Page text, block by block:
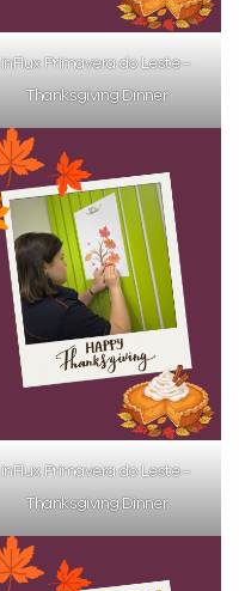
inFlux Primavera do Leste –
Thanksgiving Dinner
inFlux Primavera do Leste –
Thanksgiving Dinner